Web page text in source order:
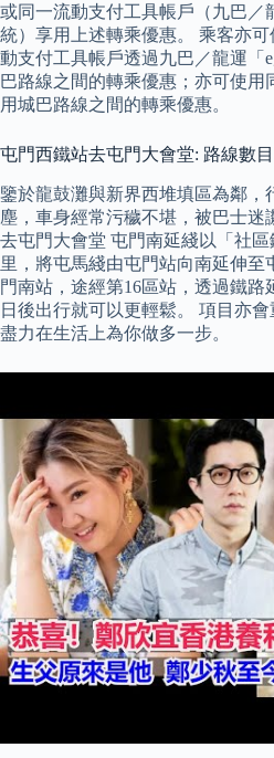
或同一流動支付工具帳戶（九巴／
統）享用上述轉乘優惠。 乘客亦
動支付工具帳戶透過九巴／龍運「
巴路線之間的轉乘優惠；亦可使
用城巴路線之間的轉乘優惠。
屯門西鐵站去屯門大會堂: 路線數目
鑒於龍鼓灘與新界西堆填區為鄰，
塵，車身經常污穢不堪，被巴士迷
去屯門大會堂 屯門南延綫以「社
里，將屯馬綫由屯門站向南延伸至
門南站，途經第16區站，透過鐵
日後出行就可以更輕鬆。 項目亦
盡力在生活上為你做多一步。